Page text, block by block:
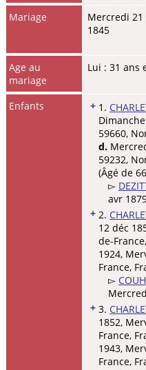
Mariage
Mercredi 21
1845
Age au
mariage
Lui : 31 ans
Enfants + 1.
59660,
d.
59232,
(Âgé de
▻
avr
+ 2.
12 déc
de-
1924,
France,
▻
+ 3.
1852,
France,
1943,
France,